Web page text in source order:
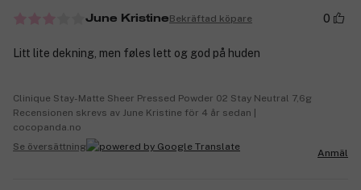
June KristineBekräftad köpare 0
Litt lite dekning, men føles lett og god på huden
Clinique Stay-Matte Sheer Pressed Powder 02 Stay Neutral 7,6g
Recensionen skrevs av June Kristine för 4 år sedan |
cocopanda.no
Se översättning
Anmäl